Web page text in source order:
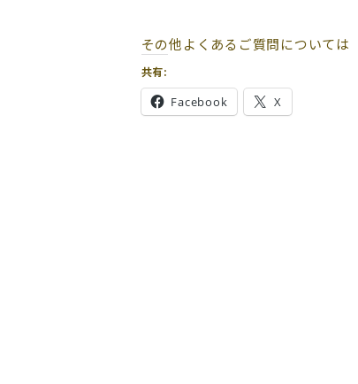
その他よくあるご質問については
共有:
Facebook X